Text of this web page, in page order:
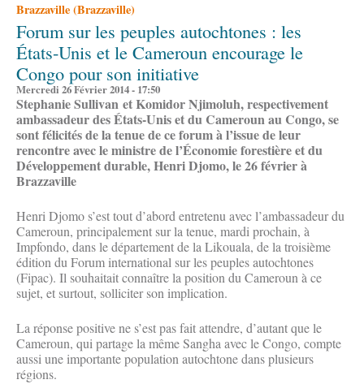
Brazzaville (Brazzaville)
Forum sur les peuples autochtones : les
États-Unis et le Cameroun encourage le
Congo pour son initiative
Mercredi 26 Février 2014 - 17:50
Stephanie Sullivan et Komidor Njimoluh, respectivement
ambassadeur des États-Unis et du Cameroun au Congo, se
sont félicités de la tenue de ce forum à l’issue de leur
rencontre avec le ministre de l’Économie forestière et du
Développement durable, Henri Djomo, le 26 février à
Brazzaville
Henri Djomo s’est tout d’abord entretenu avec l’ambassadeur du
Cameroun, principalement sur la tenue, mardi prochain, à
Impfondo, dans le département de la Likouala, de la troisième
édition du Forum international sur les peuples autochtones
(Fipac). Il souhaitait connaître la position du Cameroun à ce
sujet, et surtout, solliciter son implication.
La réponse positive ne s’est pas fait attendre, d’autant que le
Cameroun, qui partage la même Sangha avec le Congo, compte
aussi une importante population autochtone dans plusieurs
régions.